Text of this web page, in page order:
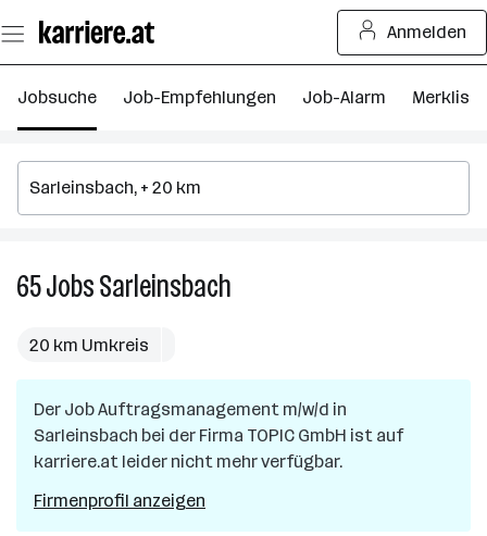
Seiteninhalt
springen
Anmelden
Jobsuche Job-Empfehlungen Job-Alarm Merkliste
65JobsSarleinsbach
20 km Umkreis
Der JobAuftragsmanagement m/w/d in
Sarleinsbach bei der Firma TOPIC GmbH ist auf
karriere.at leider nicht mehr verfügbar.
Firmenprofil anzeigen